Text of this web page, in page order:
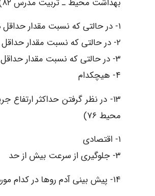
بهداشت محیط ـ تربیت مدرس ۸۲)
۱- در حالتی که نسبت مقدار حداقل دبی فاضلاب به حداکثر آن بزرگ باشد.
۲- در حالتی که نسبت مقدار حداقل دبی فاضلاب به حداکثر آن کوچک باشد.
۳- در حالتی که نسبت مقدار حداقل دبی فاضلاب به متوسط آن کوچک باشد.
۴- هیچکدام
۱۳- در نظر گرفتن حداکثر
محیط ۷۶)
۱- اقتصادی ۲- جلوگیری از نشت فاضلاب
۳- جلوگیری از سرعت بیش از حد ۴- جلوگیری از جریان تحت فشار
۱۴- پیش بینی آدم روها در کدام مورد زیر ضروری نیست؟ (کنکور کارشناسی ارشد مهندسی بهداشت محیط ۸۰)